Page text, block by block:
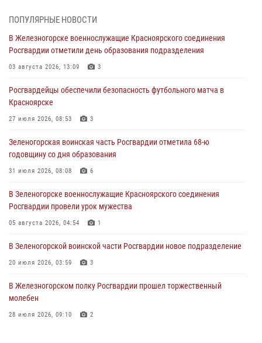
В Красноярске взрывотехники спецподразделения Росгвардии
уничтожили артиллерийский снаряд
В Красноярске сотрудники вневедомственной охраны Росгвардии
задержали подозреваемого в серии краж из гипермаркета
Сотрудники Росгвардии обеспечили общественный порядок во
время проведения экстремального заплыва в Дудинке
В Красноярске сотрудники Росгвардии задержали подозреваемого
в серии краж из супермаркета
ПОПУЛЯРНЫЕ НОВОСТИ
В Железногорске военнослужащие Красноярского соединения
Росгвардии отметили день образования подразделения
03 августа 2026, 13:09 3
Росгвардейцы обеспечили безопасность футбольного матча в
Красноярске
27 июля 2026, 08:53 3
Зеленогорская воинская часть Росгвардии отметила 68-ю
годовщину со дня образования
31 июля 2026, 08:08 6
В Зеленогорске военнослужащие Красноярского соединения
Росгвардии провели урок мужества
05 августа 2026, 04:54 1
В Зеленогорской воинской части Росгвардии новое подразделение
20 июля 2026, 03:59 3
В Железногорском полку Росгвардии прошел торжественный
молебен
28 июля 2026, 09:10 2